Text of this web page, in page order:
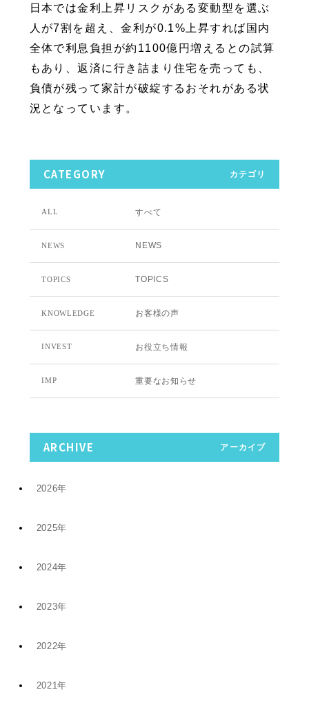
日本では金利上昇リスクがある変動型を選ぶ
人が7割を超え、金利が0.1%上昇すれば国内
全体で利息負担が約1100億円増えるとの試算
もあり、返済に行き詰まり住宅を売っても、
負債が残って家計が破綻するおそれがある状
況となっています。
CATEGORY カテゴリ
ALL すべて
NEWS NEWS
TOPICS TOPICS
KNOWLEDGE お客様の声
INVEST お役立ち情報
IMP 重要なお知らせ
ARCHIVE アーカイブ
2026年
7月 (9)
4月 (2)
1月 (4)
2025年
12月 (6)
11月 (5)
8月 (1)
6月 (1)
2024年
11月 (8)
5月 (4)
1月 (1)
2023年
10月 (2)
8月 (5)
2022年
12月 (9)
2021年